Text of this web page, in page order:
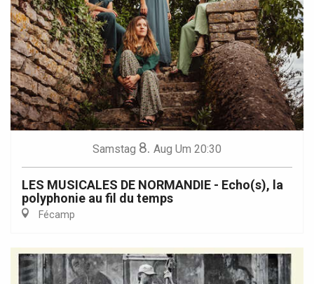
Samstag 8. Aug Um 20:30
LES MUSICALES DE NORMANDIE - Echo(s), la
polyphonie au fil du temps
Fécamp